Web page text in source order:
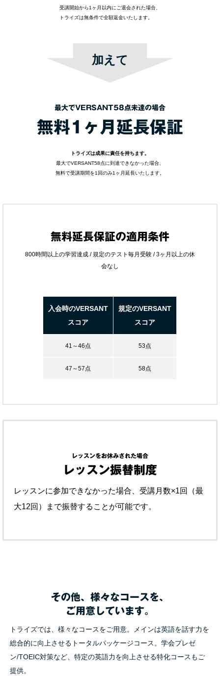
受講開始から1ヶ月以内にご退会された場合、
トライズは無条件で全額返金いたします。
加えて
最大でVERSANT58点未達の場合
無料1ヶ月延長保証
トライズは成果に責任を持ちます。
最大でVERSANT58点に到達できなかった場合、
無料で受講期間を1回のみ1ヶ月延長いたします。
無料延長保証の適用条件
800時間以上の学習達成 / 規定のテスト毎月受験 / 3ヶ月以上の休
会なし
入会時のVERSANT
スコア
規定のVERSANT
スコア
41～46点 53点
47～57点 58点
レッスンをお休みされた場合
レッスン振替制度
レッスンに参加できなかった場合、受講月数×1回（最
大12回）まで振替することが可能です。
その他、 様々なコースを、
ご用意しています。
トライズでは、様々なコースをご用意。メインは英語を話す力を
総合的に向上させるトータルパッケージコース。学会プレゼ
ン/TOEIC対策など、特定の英語力を向上させる特化コースもご
提供。